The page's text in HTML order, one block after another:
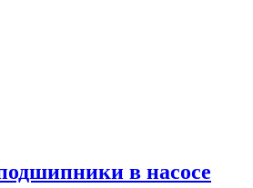
в насосе